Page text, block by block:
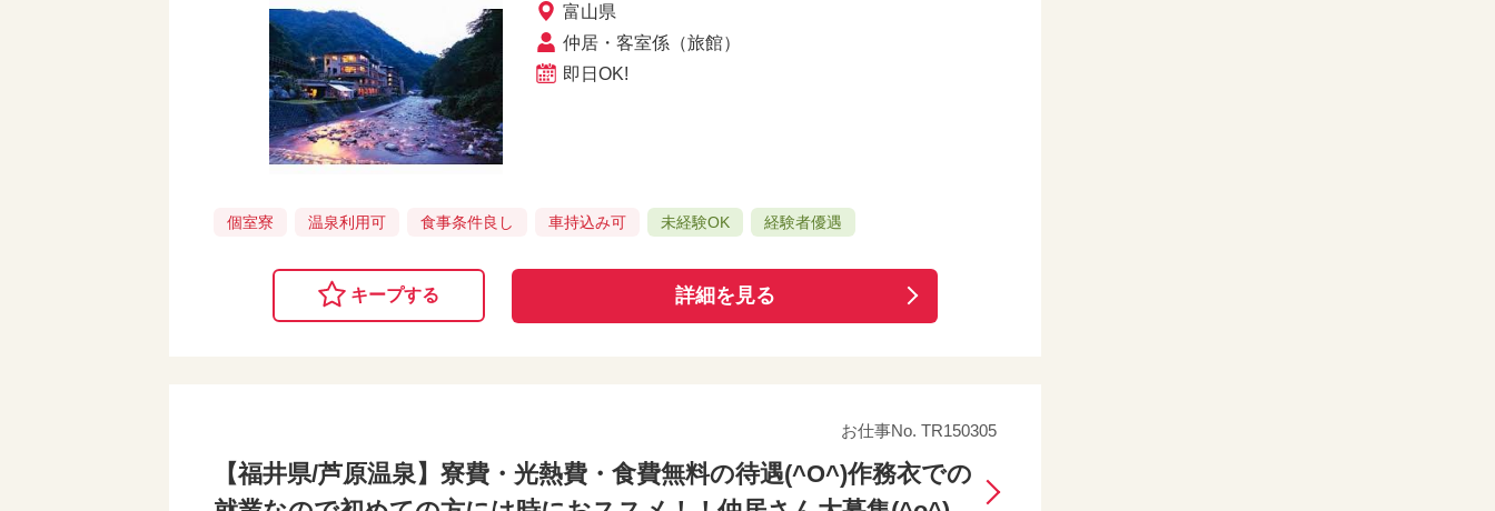
富山県
仲居・客室係（旅館）
即日OK!
個室寮 温泉利用可 食事条件良し 車持込み可 未経験OK 経験者優遇
キープする 詳細を見る
お仕事No. TR150305
【福井県/芦原温泉】寮費・光熱費・食費無料の待遇(^O^)作務衣での